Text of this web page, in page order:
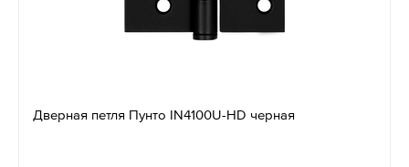
Дверная петля Пунто IN4100U-HD черная